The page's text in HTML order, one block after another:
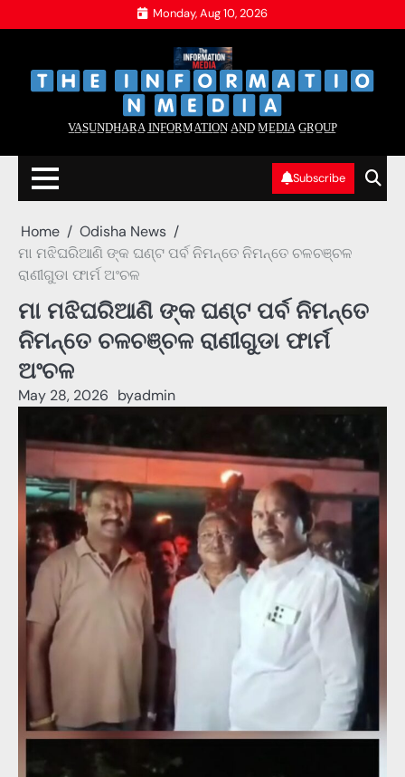
to
Monday, Aug 10, 2026
V̲A̲S̲U̲N̲D̲H̲A̲R̲A̲ I̲N̲F̲O̲R̲M̲A̲T̲I̲O̲N̲ A̲N̲D̲ M̲E̲D̲I̲A̲ G̲R̲O̲U̲P̲
Subscribe
Home
Odisha News
ମା ମଝିଘରିଆଣି ଙ୍କ ଘଣ୍ଟ ପର୍ବ ନିମନ୍ତେ ନିମନ୍ତେ ଚଳଚଞ୍ଚଳ
ରାଣୀଗୁଡା ଫାର୍ମ ଅଂଚଳ
ମା ମଝିଘରିଆଣି ଙ୍କ ଘଣ୍ଟ ପର୍ବ ନିମନ୍ତେ
ନିମନ୍ତେ ଚଳଚଞ୍ଚଳ ରାଣୀଗୁଡା ଫାର୍ମ
ଅଂଚଳ
May 28, 2026 byadmin